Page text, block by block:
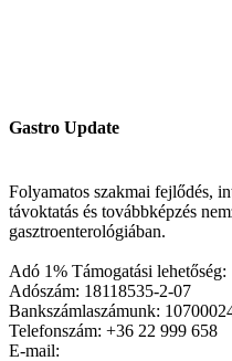
Gastro Update
Folyamatos szakmai fejlődés,
távoktatás és továbbképzés
gasztroenterológiában.
Adó 1% Támogatási lehetőség:
Adószám: 18118535-2-07
Bankszámlaszámunk:
Telefonszám: +36 22 999 658
E-mail: